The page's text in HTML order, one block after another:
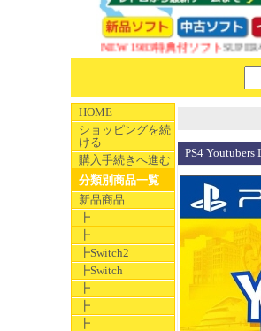
NEW 1983特典付ソフトSUPERやの
HOME
ショッピングを続
ける
購入手続きへ進む
分類別商品一覧
新品商品
┣
┣
┣Switch2
┣Switch
┣
┣
┣
PS4